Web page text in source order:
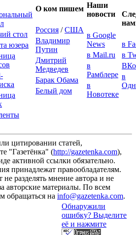
стол
юзера
О ком пишем
Россия /США
Владимир
Путин
Дмитрий
Медведев
Барак Обама
Белый дом
Наши
новости
в Google
News
в Mail.ru
в
Рамблере
в
Новотеке
в
в
в
цитировании статей,
"Газетёнка" (http://gazetenka.com),
активной ссылки обязательно.
принадлежат правообладателям.
разделять мнение автора и не
авторские материалы. По всем
обращаться на info@gazetenka.com.
Обнаружили
ошибку? Выделите
её и нажмите